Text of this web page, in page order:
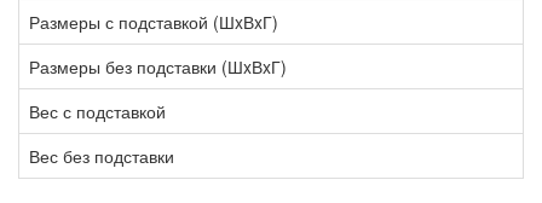
Размеры с подставкой (ШxВxГ)
Размеры без подставки (ШxВxГ)
Вес с подставкой
Вес без подставки